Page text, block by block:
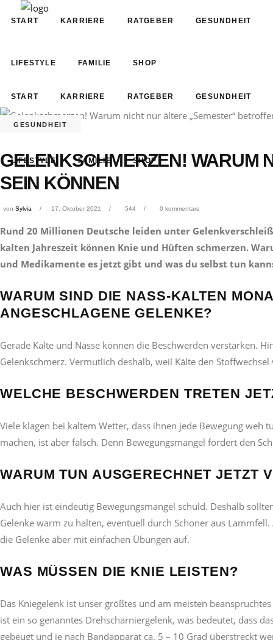
START KARRIERE RATGEBER GESUNDHEIT
LIFESTYLE FAMILIE SHOP
START KARRIERE RATGEBER GESUNDHEIT
LIFESTYLE FAMILIE SHOP
GESUNDHEIT
GELENKSCHMERZEN! WARUM
SEIN KÖNNEN
von Sylvia 17. Oktober 2021 544 0 kommentare
Rund 20 Millionen Deutsche leiden unter
kalten Jahreszeit können Knie und Hüften schmerzen.
und Medikamente es jetzt gibt und was du selbst tun
WARUM SIND DIE NASS-KALTEN
ANGESCHLAGENE GELENKE?
Gerade Kälte und Nässe können die Beschwerden verstärken.
Gelenkschmerz. Vermutlich deshalb, weil Kälte den
WELCHE BESCHWERDEN TRETEN
Viele klagen bei kaltem Wetter, dass ihnen jede Bewegung
machen, ist aber falsch. Denn Bewegungsmangel fördert den
WARUM TUN AUSGERECHNET JETZT
Auch hier ist eindeutig Bewegungsmangel schuld. Deshalb
Gelenke warm zu halten, eventuell durch Schoner aus
die Gelenke aber mit einfachen Übungen auf.
WAS MÜSSEN DIE KNIE LEISTEN?
Das Kniegelenk ist unser größtes und am meisten
ist ein so genanntes Drehscharniergelenk, was bedeutet, dass
gebeugt und je nach Bandapparat ca. 5 – 10 Grad überstreckt